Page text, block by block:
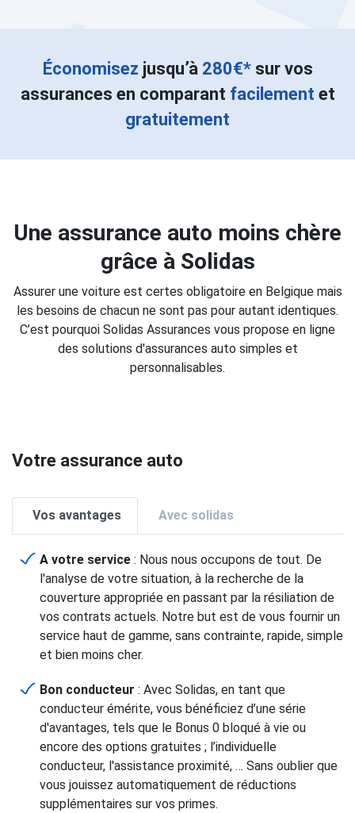
Économisez jusqu’à 280€*sur vos
assurances en comparant facilement et
gratuitement
Une assurance auto moins chère
grâce à Solidas
Assurer une voiture est certes obligatoire en Belgique mais
les besoins de chacun ne sont pas pour autant identiques.
C’est pourquoi Solidas Assurances vous propose en ligne
des solutions d'assurances auto simples et
personnalisables.
Votre assurance auto
Vos avantages Avec solidas
A votre service : Nous nous occupons de tout. De
l'analyse de votre situation, à la recherche de la
couverture appropriée en passant par la résiliation de
vos contrats actuels. Notre but est de vous fournir un
service haut de gamme, sans contrainte, rapide, simple
et bien moins cher.
Bon conducteur : Avec Solidas, en tant que
conducteur émérite, vous bénéficiez d’une série
d'avantages, tels que le Bonus 0 bloqué à vie ou
encore des options gratuites ; l’individuelle
conducteur, l'assistance proximité, … Sans oublier que
vous jouissez automatiquement de réductions
supplémentaires sur vos primes.